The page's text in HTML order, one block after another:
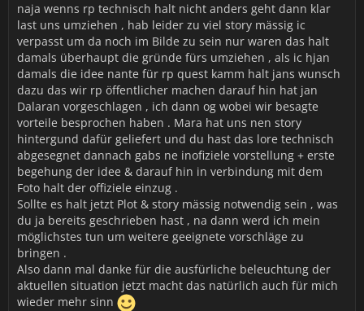
naja wenns rp technisch halt nicht anders geht dann klar
last uns umziehen , hab leider zu viel story mässig ic
verpasst um da noch im Bilde zu sein nur waren das halt
damals überhaupt die gründe fürs umziehen , als ic hjan
damals die idee nante für rp quest kamm halt jans wunsch
dazu das wir rp öffentlicher machen darauf hin hat jan
Dalaran vorgeschlagen , ich dann og wobei wir besagte
vorteile besprochen haben . Mara hat uns nen story
hintergund dafür geliefert und du hast das lore technisch
abgesegnet dannach gabs ne inofiziele vorstellung + erste
begehung der idee & darauf hin in verbindung mit dem
Foto halt der offiziele einzug .
Sollte es halt jetzt Plot & story mässig notwendig sein , was
du ja bereits geschrieben hast , na dann werd ich mein
möglichstes tun um weitere geeignete vorschläge zu
bringen .
Also dann mal danke für die ausfürliche beleuchtung der
aktuellen situation jetzt macht das natürlich auch für mich
wieder mehr sinn